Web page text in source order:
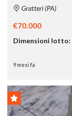
Gratteri (PA)
€70.000
Dimensioni lotto:
9 mesi fa